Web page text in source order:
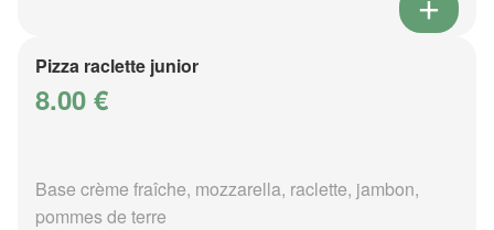
Pizza raclette junior
8.00 €
Base crème fraîche, mozzarella, raclette, jambon,
pommes de terre